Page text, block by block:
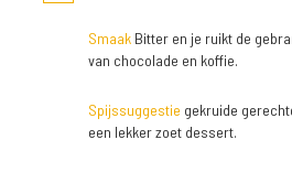
Smaak Bitter en je ruikt de
van chocolade en koffie.
Spijssuggestie gekruide
een lekker zoet dessert.